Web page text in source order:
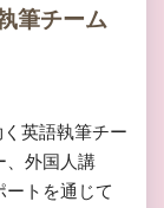
筆チーム
英語執筆チー
、外国人講
ートを通じて